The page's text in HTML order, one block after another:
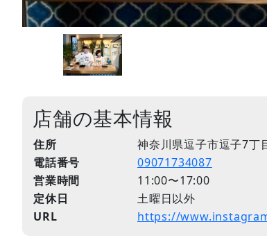
店舗の基本情報
住所
神奈川県逗子市逗子7丁
電話番号
09071734087
営業時間
11:00〜17:00
定休日
土曜日以外
URL
https://